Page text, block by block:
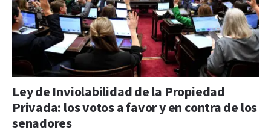
Ley de Inviolabilidad de la Propiedad
Privada: los votos a favor y en contra de los
senadores